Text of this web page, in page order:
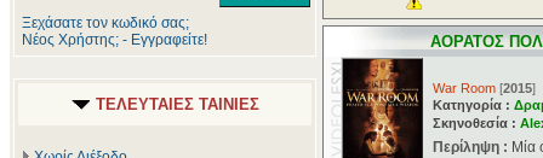
Ξεχάσατε τον κωδικό σας;
Νέος Χρήστης; - Εγγραφείτε!
ΤΕΛΕΥΤΑΙΕΣ ΤΑΙΝΙΕΣ
ΑΟΡΑΤΟΣ
War Room [2015]
Κατηγορία :
Σκηνοθεσία :
Περίληψη : Μία